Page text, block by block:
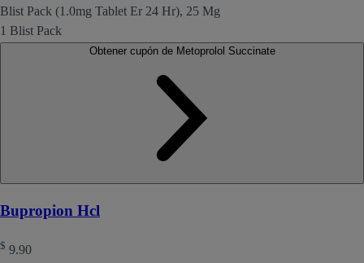
Blist Pack (1.0mg Tablet Er 24 Hr), 25 Mg
1 Blist Pack
Obtener cupón de Metoprolol Succinate
Bupropion Hcl
$ 9.90